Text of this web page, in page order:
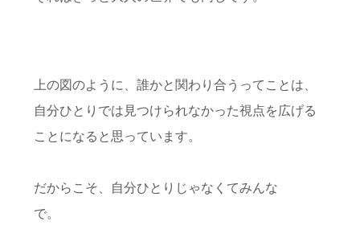
上の図のように、誰かと関わり合うってことは、
自分ひとりでは見つけられなかった視点を広げる
ことになると思っています。
だからこそ、自分ひとりじゃなくてみんな
で。